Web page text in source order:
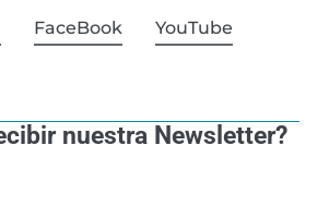
FaceBook YouTube
nuestra Newsletter?